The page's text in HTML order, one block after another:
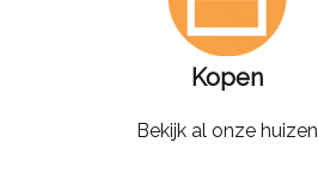
Kopen
Bekijk al onze huizen